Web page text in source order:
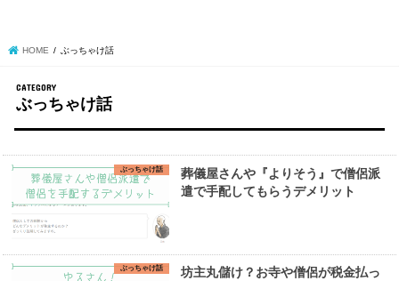
HOME ぶっちゃけ話
ぶっちゃけ話
ぶっちゃけ話
葬儀屋さんや『よりそう』で僧侶派
遣で手配してもらうデメリット
ぶっちゃけ話
坊主丸儲け？お寺や僧侶が税金払っ